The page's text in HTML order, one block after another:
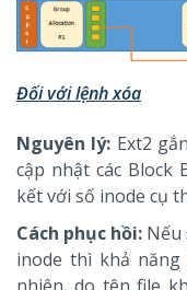
Đối với lệnh xóa
Nguyên lý: Ext2
cập nhật các Block
kết với số inode cụ
Cách phục hồi:
inode thì khả